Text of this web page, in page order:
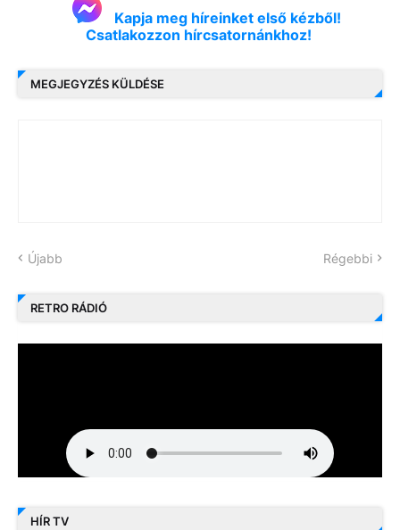
Kapja meg híreinket első kézből!
Csatlakozzon hírcsatornánkhoz!
MEGJEGYZÉS KÜLDÉSE
Újabb Régebbi
RETRO RÁDIÓ
HÍR TV